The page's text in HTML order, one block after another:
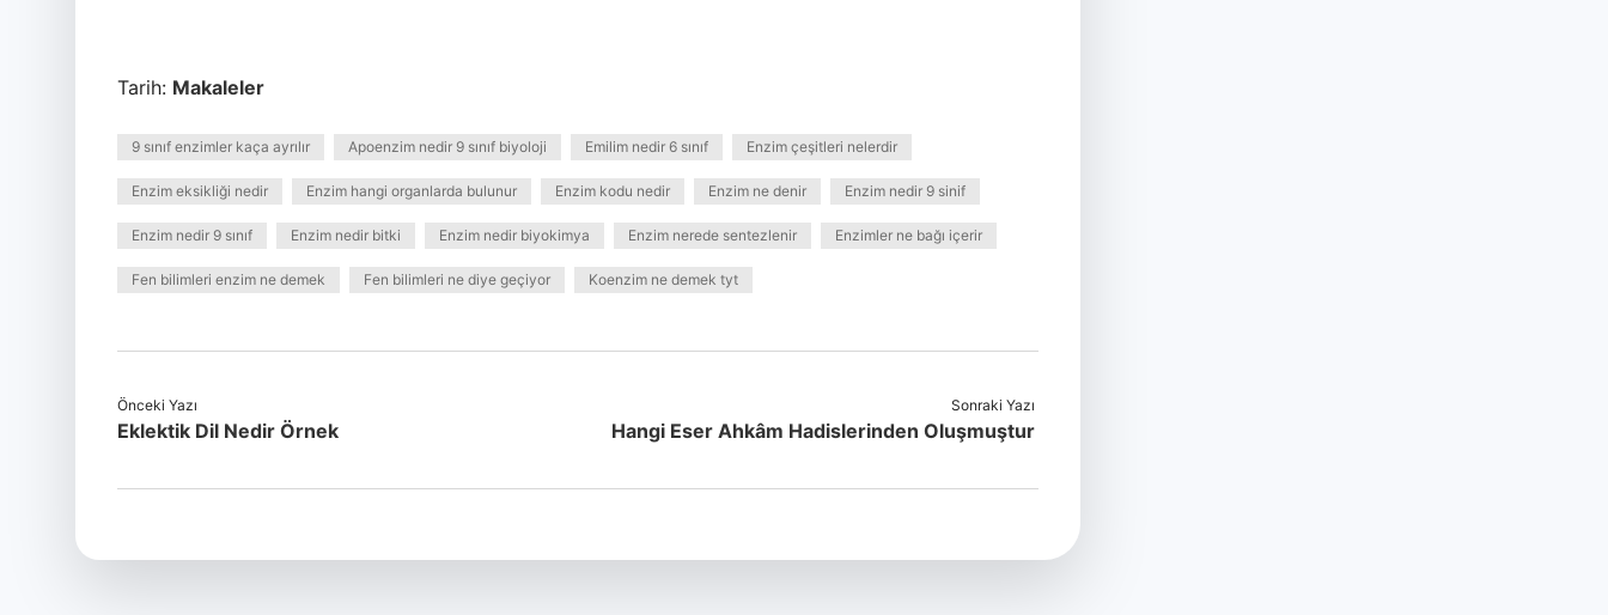
Tarih: Makaleler
9 sınıf enzimler kaça ayrılır Apoenzim nedir 9 sınıf biyoloji Emilim nedir 6 sınıf Enzim çeşitleri nelerdir
Enzim eksikliği nedir Enzim hangi organlarda bulunur Enzim kodu nedir Enzim ne denir Enzim nedir 9 sinif
Enzim nedir 9 sınıf Enzim nedir bitki Enzim nedir biyokimya Enzim nerede sentezlenir Enzimler ne bağı içerir
Fen bilimleri enzim ne demek Fen bilimleri ne diye geçiyor Koenzim ne demek tyt
Önceki Yazı
Eklektik Dil Nedir Örnek
Sonraki Yazı
Hangi Eser Ahkâm Hadislerinden Oluşmuştur